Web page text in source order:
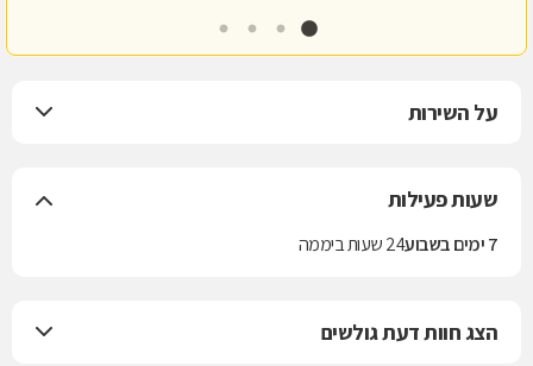
על השירות
שעות פעילות
7 ימים בשבוע 24 שעות ביממה
הצג חוות דעת גולשים